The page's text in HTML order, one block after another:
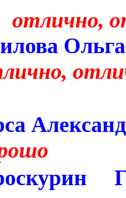
отлично,